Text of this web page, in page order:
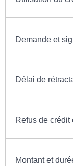
Demande et
Délai de
Refus de
Montant et